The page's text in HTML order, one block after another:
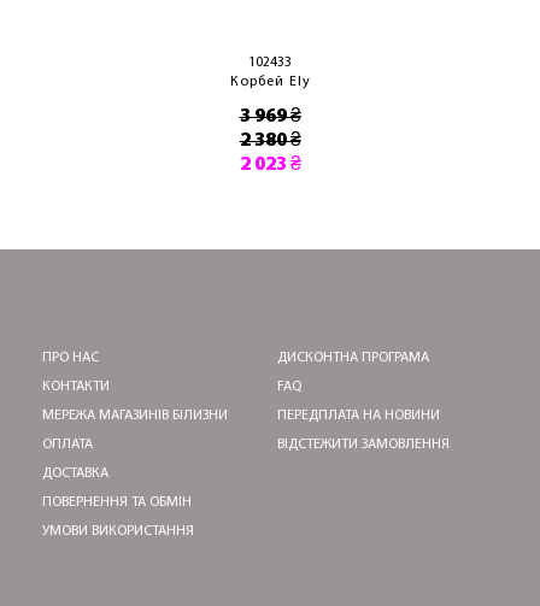
102433
Корбей Ely
3 969 ₴
2 380 ₴
2 023 ₴
ПРО НАС
КОНТАКТИ
МЕРЕЖА МАГАЗИНІВ БІЛИЗНИ
ОПЛАТА
ДОСТАВКА
ПОВЕРНЕННЯ ТА ОБМІН
УМОВИ ВИКОРИСТАННЯ
ДИСКОНТНА ПРОГРАМА
FAQ
ПЕРЕДПЛАТА НА НОВИНИ
ВІДСТЕЖИТИ ЗАМОВЛЕННЯ